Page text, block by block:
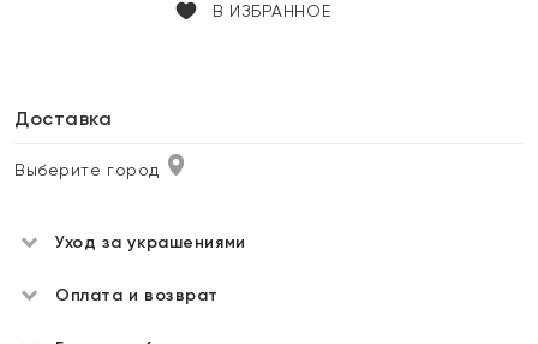
В ИЗБРАННОЕ
Доставка
Выберите город
Уход за украшениями
Оплата и возврат